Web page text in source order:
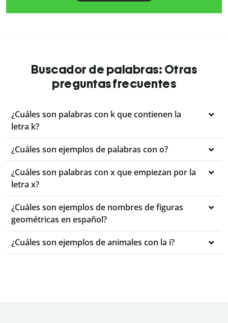
Buscador de palabras: Otras
preguntas frecuentes
¿Cuáles son palabras con k que contienen la
letra k?
¿Cuáles son ejemplos de palabras con o?
¿Cuáles son palabras con x que empiezan por la
letra x?
¿Cuáles son ejemplos de nombres de figuras
geométricas en español?
¿Cuáles son ejemplos de animales con la i?